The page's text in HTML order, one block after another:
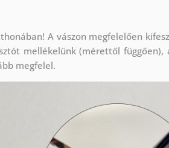
A vászon megfelelően
mellékelünk (mérettől
megfelel.